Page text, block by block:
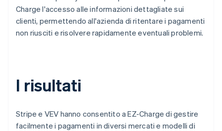
Charge l'accesso alle informazioni dettagliate sui
clienti, permettendo all'azienda di ritentare i pagamenti
non riusciti e risolvere rapidamente eventuali problemi.
I risultati
Stripe e VEV hanno consentito a EZ-Charge di gestire
facilmente i pagamenti in diversi mercati e modelli di